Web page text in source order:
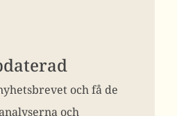
och få de
och